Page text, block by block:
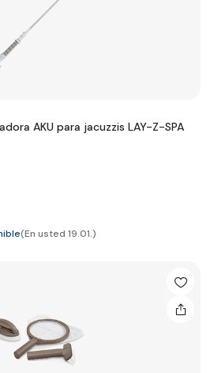
AKU para jacuzzis LAY-Z-SPA
(En usted 19.01.)